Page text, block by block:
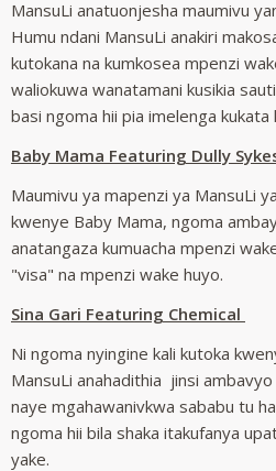
MansuLi anatuonjesha maumivu
Humu ndani MansuLi anakiri
kutokana na kumkosea mpenzi
waliokuwa wanatamani kusikia
basi ngoma hii pia imelenga kukata
Baby Mama Featuring Dully
Maumivu ya mapenzi ya MansuLi
kwenye Baby Mama, ngoma
anatangaza kumuacha mpenzi
"visa" na mpenzi wake huyo.
Sina Gari Featuring Chemical
Ni ngoma nyingine kali kutoka
MansuLi anahadithia jinsi
naye mgahawanivkwa sababu tu
ngoma hii bila shaka itakufanya
yake.